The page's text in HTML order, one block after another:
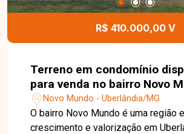
R$ 410.000,00 V
Terreno em condomínio
para venda no bairro Novo
Uberlândia-MG
Novo Mundo - Uberlândia/MG
O bairro Novo Mundo é uma região
crescimento e valorização em